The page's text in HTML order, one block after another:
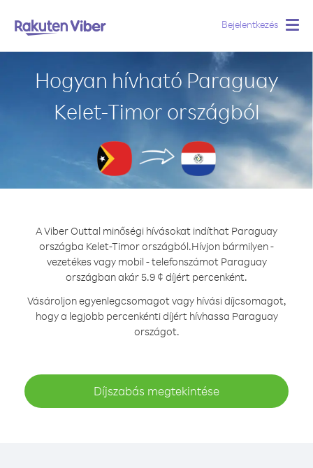
Bejelentkezés
Hogyan hívható Paraguay
Kelet-Timor országból
A Viber Outtal minőségi hívásokat indíthat Paraguay
országba Kelet-Timor országból.Hívjon bármilyen -
vezetékes vagy mobil - telefonszámot Paraguay
országban akár 5.9 ¢ díjért percenként.
Vásároljon egyenlegcsomagot vagy hívási díjcsomagot,
hogy a legjobb percenkénti díjért hívhassa Paraguay
országot.
Díjszabás megtekintése